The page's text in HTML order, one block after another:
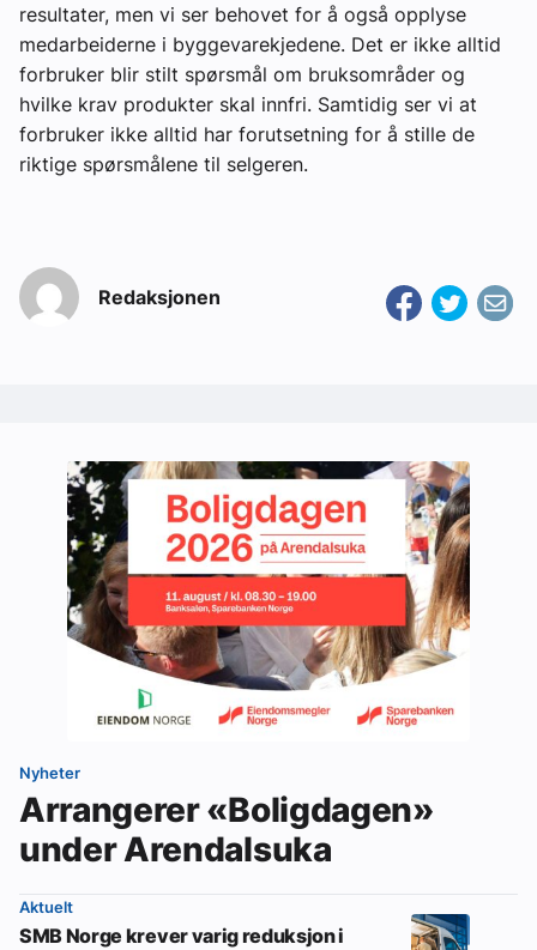
resultater, men vi ser behovet for å også opplyse
medarbeiderne i byggevarekjedene. Det er ikke alltid
forbruker blir stilt spørsmål om bruksområder og
hvilke krav produkter skal innfri. Samtidig ser vi at
forbruker ikke alltid har forutsetning for å stille de
riktige spørsmålene til selgeren.
Redaksjonen
Nyheter
Arrangerer «Boligdagen»
under Arendalsuka
Aktuelt
SMB Norge krever varig reduksjon i